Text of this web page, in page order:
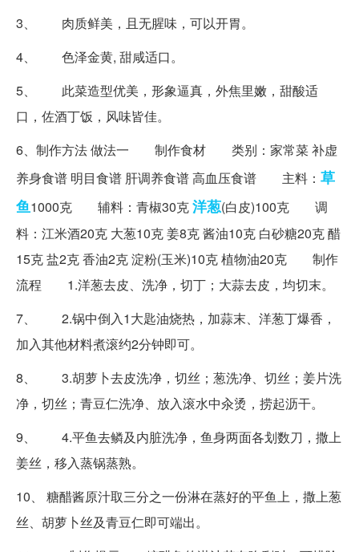
3、 肉质鲜美，且无腥味，可以开胃。
4、 色泽金黄, 甜咸适口。
5、 此菜造型优美，形象逼真，外焦里嫩，甜酸适
口，佐酒丁饭，风味皆佳。
6、制作方法 做法一 制作食材 类别：家常菜 补虚
养身食谱 明目食谱 肝调养食谱 高血压食谱 主料： 草
鱼1000克 辅料：青椒30克洋葱(白皮)100克 调
料：江米酒20克 大葱10克 姜8克 酱油10克 白砂糖20克 醋
15克 盐2克 香油2克 淀粉(玉米)10克 植物油20克 制作
流程 1.洋葱去皮、洗净，切丁；大蒜去皮，均切末。
7、 2.锅中倒入1大匙油烧热，加蒜末、洋葱丁爆香，
加入其他材料煮滚约2分钟即可。
8、 3.胡萝卜去皮洗净，切丝；葱洗净、切丝；姜片洗
净，切丝；青豆仁洗净、放入滚水中汆烫，捞起沥干。
9、 4.平鱼去鳞及内脏洗净，鱼身两面各划数刀，撒上
姜丝，移入蒸锅蒸熟。
10、 糖醋酱原汁取三分之一份淋在蒸好的平鱼上，撒上葱
丝、胡萝卜丝及青豆仁即可端出。